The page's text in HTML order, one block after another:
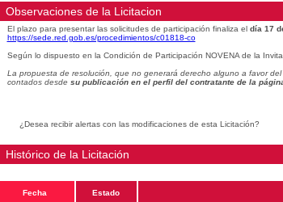
Observaciones de la Licitacion
El plazo para presentar las solicitudes de participación finaliza el día 17
https://sede.red.gob.es/procedimientos/c01818-co
Según lo dispuesto en la Condición de Participación NOVENA de la
La propuesta de resolución, que no generará derecho alguno a favor
contados desde su publicación en el perfil del contratante de la
¿Desea recibir alertas con las modificaciones de esta Licitación?
Histórico de la Licitación
Fecha Estado